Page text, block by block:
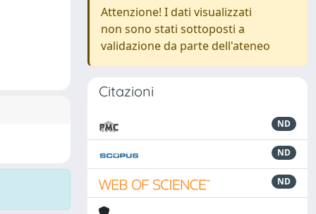
Attenzione! I dati visualizzati
non sono stati sottoposti a
validazione da parte dell'ateneo
Citazioni
ND
ND
ND